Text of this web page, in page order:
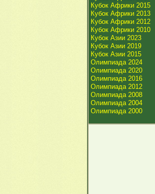
Кубок Африки 2015
Кубок Африки 2013
Кубок Африки 2012
Кубок Африки 2010
Кубок Азии 2023
Кубок Азии 2019
Кубок Азии 2015
Олимпиада 2024
Олимпиада 2020
Олимпиада 2016
Олимпиада 2012
Олимпиада 2008
Олимпиада 2004
Олимпиада 2000